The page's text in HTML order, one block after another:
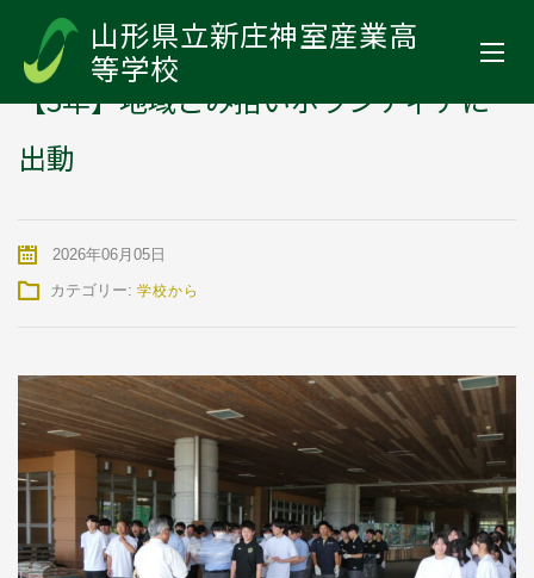
山形県立新庄神室産業高
等学校
ごみ拾いボランティアに出動
【3年】地域ごみ拾いボランティアに
出動
2026年06月05日
カテゴリー: 学校から